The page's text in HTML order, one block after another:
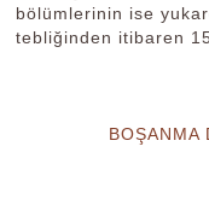
bölümlerinin ise
tebliğinden itibaren
BOŞANMA